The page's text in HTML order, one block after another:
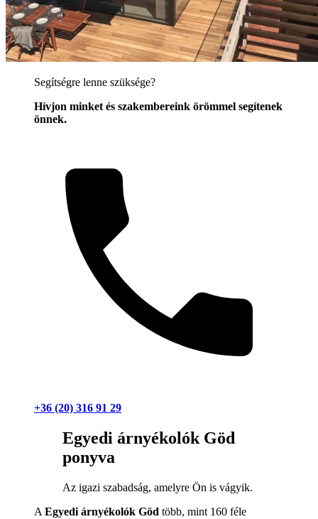
Segítségre lenne szüksége?
Hívjon minket és szakembereink örömmel segítenek
önnek.
+36 (20) 316 91 29
Egyedi árnyékolók Göd
ponyva
Az igazi szabadság, amelyre Ön is vágyik.
A Egyedi árnyékolók Göd több, mint 160 féle